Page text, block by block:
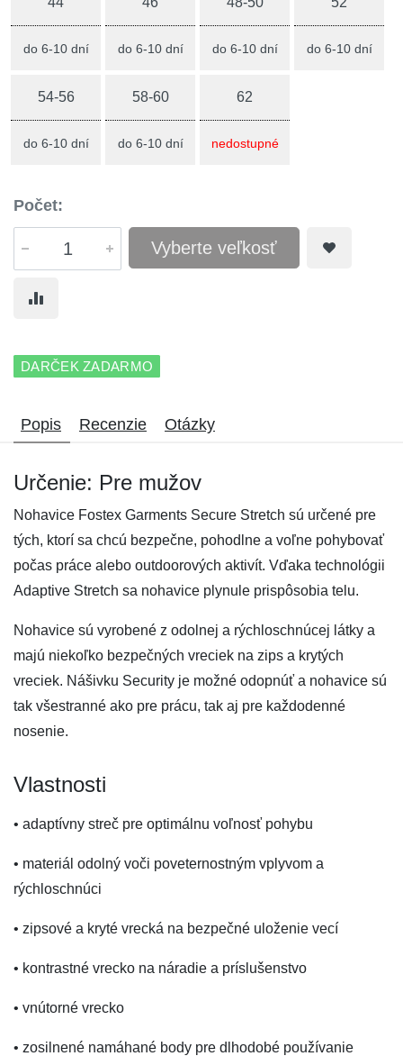
do 6-10 dní do 6-10 dní do 6-10 dní do 6-10 dní
54-56
do 6-10 dní
58-60
do 6-10 dní
62
nedostupné
Počet:
Vyberte veľkosť
DARČEK ZADARMO
Popis Recenzie Otázky
Určenie: Pre mužov
Nohavice Fostex Garments Secure Stretch sú určené pre
tých, ktorí sa chcú bezpečne, pohodlne a voľne pohybovať
počas práce alebo outdoorových aktivít. Vďaka technológii
Adaptive Stretch sa nohavice plynule prispôsobia telu.
Nohavice sú vyrobené z odolnej a rýchloschnúcej látky a
majú niekoľko bezpečných vreciek na zips a krytých
vreciek. Nášivku Security je možné odopnúť a nohavice sú
tak všestranné ako pre prácu, tak aj pre každodenné
nosenie.
Vlastnosti
• adaptívny streč pre optimálnu voľnosť pohybu
• materiál odolný voči poveternostným vplyvom a
rýchloschnúci
• zipsové a kryté vrecká na bezpečné uloženie vecí
• kontrastné vrecko na náradie a príslušenstvo
• vnútorné vrecko
• zosilnené namáhané body pre dlhodobé používanie